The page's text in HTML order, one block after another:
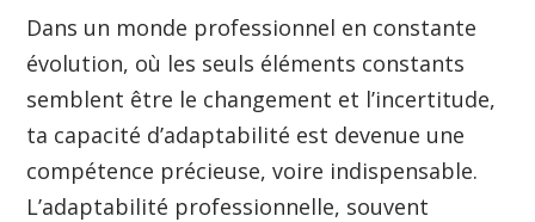
Dans un monde professionnel en constante
évolution, où les seuls éléments constants
semblent être le changement et l’incertitude,
ta capacité d’adaptabilité est devenue une
compétence précieuse, voire indispensable.
L’adaptabilité professionnelle, souvent